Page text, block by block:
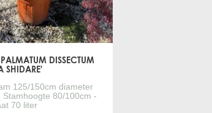
VIBURNUM TINUS
OVERIGE BOMEN EN PLANTEN
PLANTENBAKKEN
ONDERHOUDSARTIKELEN
DISSECTUM
SHIDARE'
125/150cm diameter
Stamhoogte 80/100cm -
70 liter